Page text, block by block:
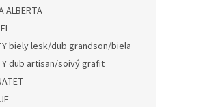
ALBERTA
biely lesk/dub grandson/biela
dub artisan/soivý grafit